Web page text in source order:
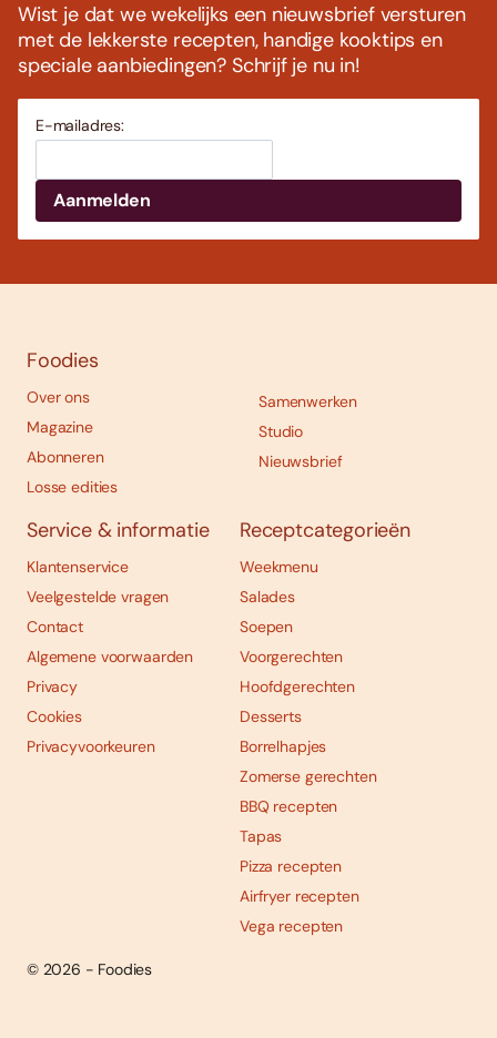
Wist je dat we wekelijks een nieuwsbrief versturen
met de lekkerste recepten, handige kooktips en
speciale aanbiedingen? Schrijf je nu in!
E-mailadres:
Foodies
Over ons
Magazine
Abonneren
Losse edities
Samenwerken
Studio
Nieuwsbrief
Service & informatie
Klantenservice
Veelgestelde vragen
Contact
Algemene voorwaarden
Privacy
Cookies
Privacyvoorkeuren
Receptcategorieën
Weekmenu
Salades
Soepen
Voorgerechten
Hoofdgerechten
Desserts
Borrelhapjes
Zomerse gerechten
BBQ recepten
Tapas
Pizza recepten
Airfryer recepten
Vega recepten
© 2026 - Foodies